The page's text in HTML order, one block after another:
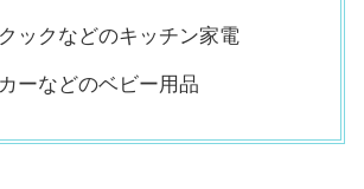
ックなどのキッチン家電
ーなどのベビー用品